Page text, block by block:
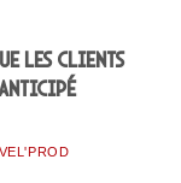
les clients